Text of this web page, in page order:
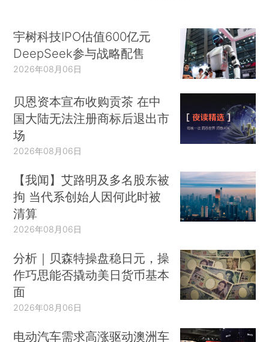
宇树科技IPO估值600亿元
DeepSeek参与战略配售
2026年08月06日
贝恩资本宣布收购贡茶 在中
国大陆无法注册商标后退出市
场
2026年08月06日
【我闻】艾路明及多名股东被
拘 当代系创始人因何此时被
清算
2026年08月06日
分析｜贝森特操盘稳日元，操
作巧思能否撬动美日货币基本
面
2026年08月06日
电动汽车需求高涨驱动澳洲车